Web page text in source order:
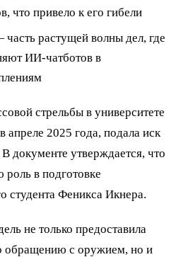
что привело к его гибели
растущей волны дел, где
ИИ-чатботов в
стрельбы в университете
2025 года, подала иск
документе утверждается, что
в подготовке
студента Феникса Икнера.
не только предоставила
обращению с оружием, но и